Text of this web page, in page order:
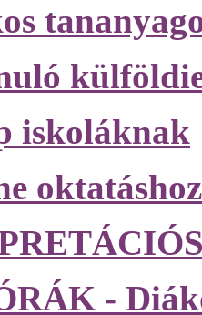
iskoláknak
oktatáshoz
-